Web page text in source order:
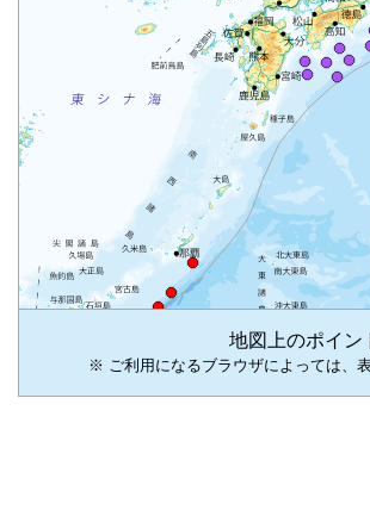
地図上のポイン
※ ご利用になるブラウザによっては、